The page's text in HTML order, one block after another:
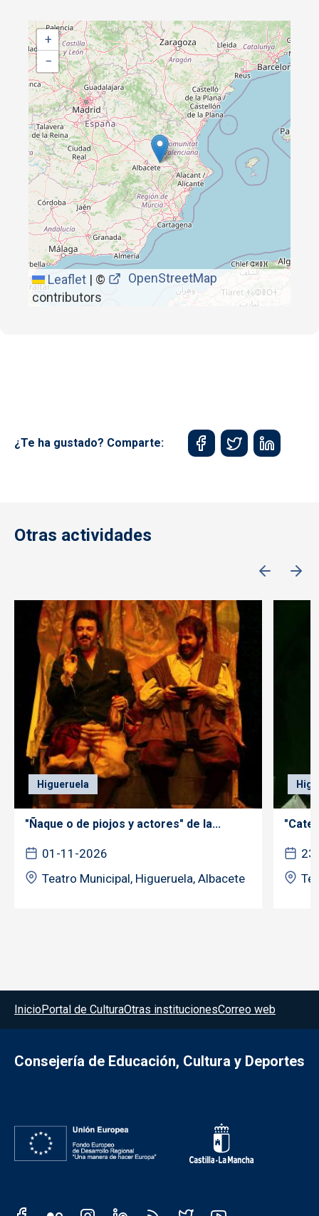
+
−
Leaflet | ©
OpenStreetMap
contributors
¿Te ha gustado? Comparte:
Otras actividades
Higueruela
"Ñaque o de piojos y actores" de la...
01-11-2026
Teatro Municipal, Higueruela, Albacete
Menú del pie
InicioPortal de CulturaOtras institucionesCorreo web
Consejería de Educación, Cultura y Deportes